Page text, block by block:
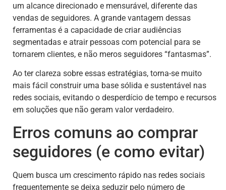
um alcance direcionado e mensurável, diferente das
vendas de seguidores. A grande vantagem dessas
ferramentas é a capacidade de criar audiências
segmentadas e atrair pessoas com potencial para se
tornarem clientes, e não meros seguidores “fantasmas”.
Ao ter clareza sobre essas estratégias, torna-se muito
mais fácil construir uma base sólida e sustentável nas
redes sociais, evitando o desperdício de tempo e recursos
em soluções que não geram valor verdadeiro.
Erros comuns ao comprar
seguidores (e como evitar)
Quem busca um crescimento rápido nas redes sociais
frequentemente se deixa seduzir pelo número de